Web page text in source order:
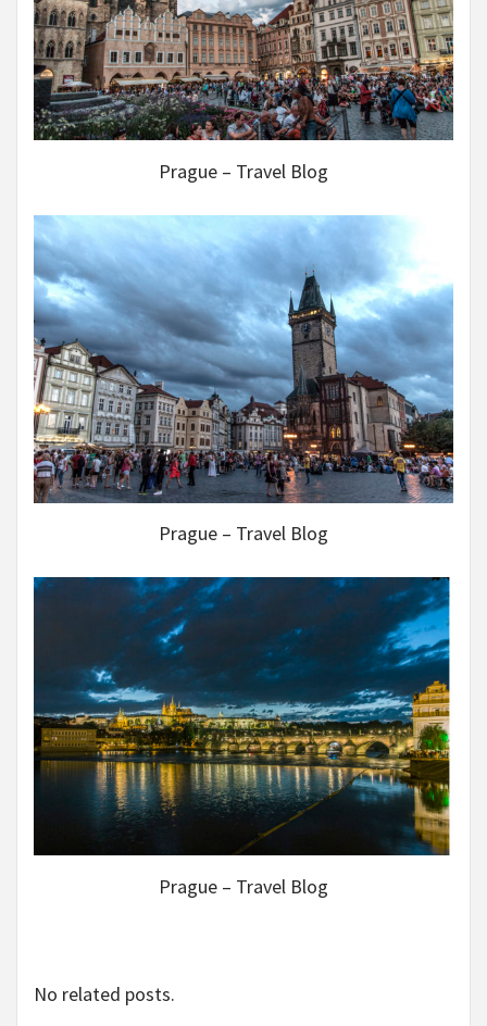
Prague – Travel Blog
Prague – Travel Blog
Prague – Travel Blog
No related posts.